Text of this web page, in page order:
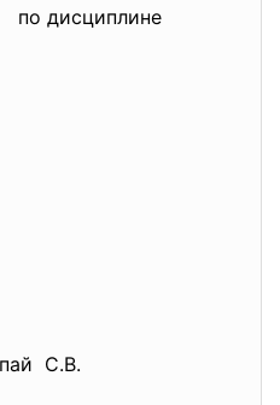
дисциплине
С.В.